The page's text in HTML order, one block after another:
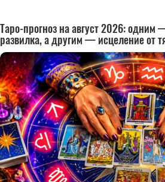
Таро-прогноз на август 2026: одним
развилка, а другим — исцеление от